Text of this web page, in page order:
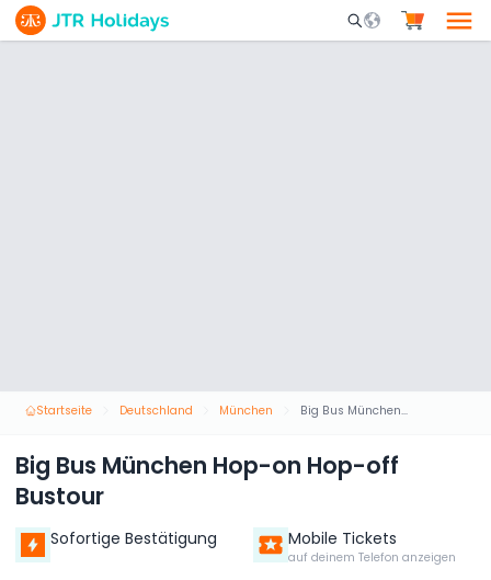
Mobile Search
Startseite Deutschland München Big Bus München Hop-on Hop-off Bustour
Big Bus München Hop-on Hop-off
Bustour
Sofortige Bestätigung Mobile Tickets
auf deinem Telefon anzeigen